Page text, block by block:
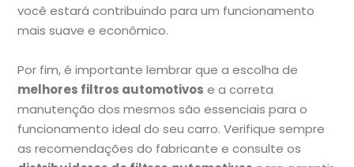
você estará contribuindo para um funcionamento
mais suave e econômico.
Por fim, é importante lembrar que a escolha de
melhores filtros automotivos e a correta
manutenção dos mesmos são essenciais para o
funcionamento ideal do seu carro. Verifique sempre
as recomendações do fabricante e consulte os